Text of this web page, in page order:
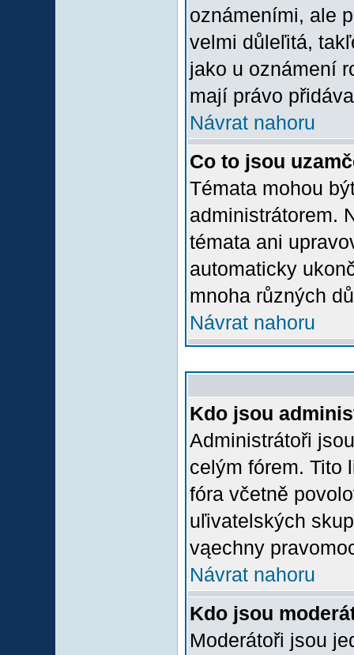
oznámeními, ale
velmi důleľitá,
jako u oznámení
mají právo
Návrat nahoru
Co to jsou
Témata mohou
administrátorem.
témata ani
automaticky
mnoha různých
Návrat nahoru
Kdo jsou
Administrátoři
celým fórem. Tito
fóra včetně
uľivatelských
vąechny
Návrat nahoru
Kdo jsou
Moderátoři jsou